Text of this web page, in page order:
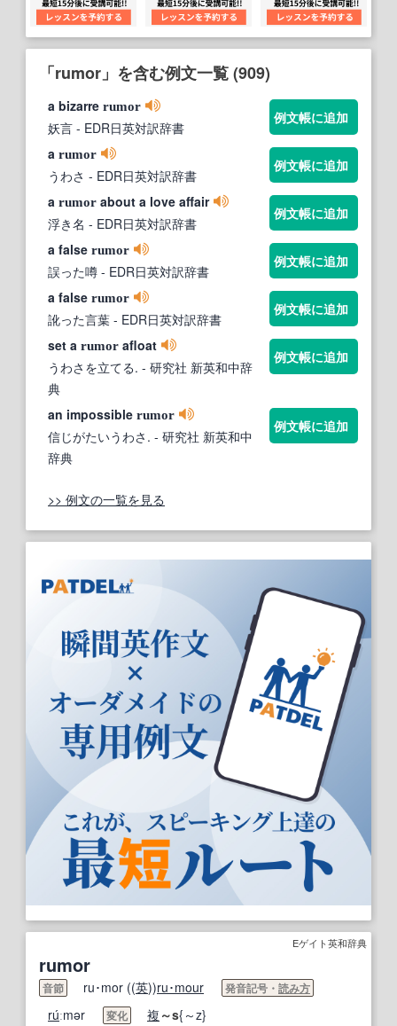
「rumor」を含む例文一覧 (909)
a bizarre rumor
妖言 - EDR日英対訳辞書
例文帳に追加
a rumor
うわさ - EDR日英対訳辞書
例文帳に追加
a rumor about a love affair
浮き名 - EDR日英対訳辞書
例文帳に追加
a false rumor
誤った噂 - EDR日英対訳辞書
例文帳に追加
a false rumor
訛った言葉 - EDR日英対訳辞書
例文帳に追加
set a rumor afloat
うわさを立てる. - 研究社 新英和中辞
典
例文帳に追加
an impossible rumor
信じがたいうわさ. - 研究社 新英和中
辞典
例文帳に追加
>> 例文の一覧を見る
Eゲイト英和辞典
rumor
音節 ru･mor ((英))ru･mour 発音記号・ 読み方
rúːmər 変化 複 ～s{～z}